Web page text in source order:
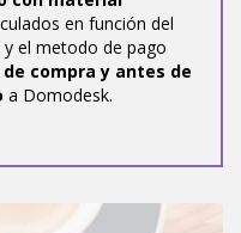
en función del
el metodo de pago
compra y antes de
a Domodesk.